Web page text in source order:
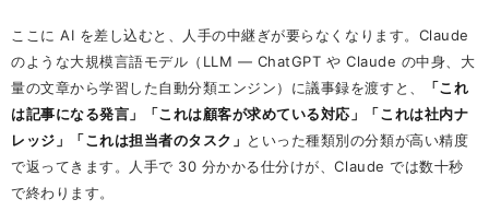
ここに AI を差し込むと、人手の中継ぎが要らなくなります。Claude
のような大規模言語モデル（LLM — ChatGPT や Claude の中身、大
量の文章から学習した自動分類エンジン）に議事録を渡すと、
「これ
は記事になる発言」「これは顧客が求めている対応」「これは社内ナ
レッジ」「これは担当者のタスク」 といった種類別の分類が高い精度
で返ってきます。人手で 30 分かかる仕分けが、Claude では数十秒
で終わります。